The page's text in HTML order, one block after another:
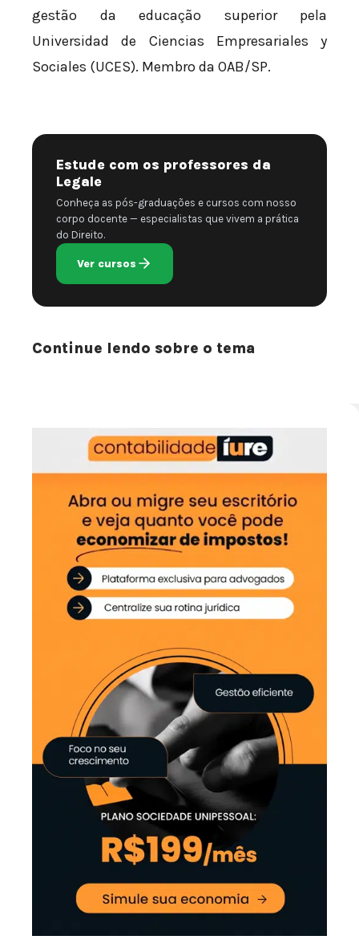
gestão da educação superior pela
Universidad de Ciencias Empresariales y
Sociales (UCES). Membro da OAB/SP.
Estude com os professores da
Legale
Conheça as pós-graduações e cursos com nosso
corpo docente — especialistas que vivem a prática
do Direito.
Ver cursos
Continue lendo sobre o tema